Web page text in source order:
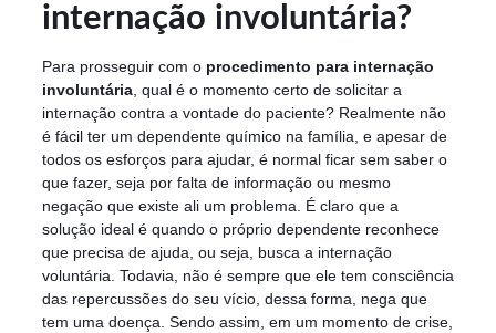
internação involuntária?
Para prosseguir com o procedimento para internação
involuntária, qual é o momento certo de solicitar a
internação contra a vontade do paciente? Realmente não
é fácil ter um dependente químico na família, e apesar de
todos os esforços para ajudar, é normal ficar sem saber o
que fazer, seja por falta de informação ou mesmo
negação que existe ali um problema. É claro que a
solução ideal é quando o próprio dependente reconhece
que precisa de ajuda, ou seja, busca a internação
voluntária. Todavia, não é sempre que ele tem consciência
das repercussões do seu vício, dessa forma, nega que
tem uma doença. Sendo assim, em um momento de crise,